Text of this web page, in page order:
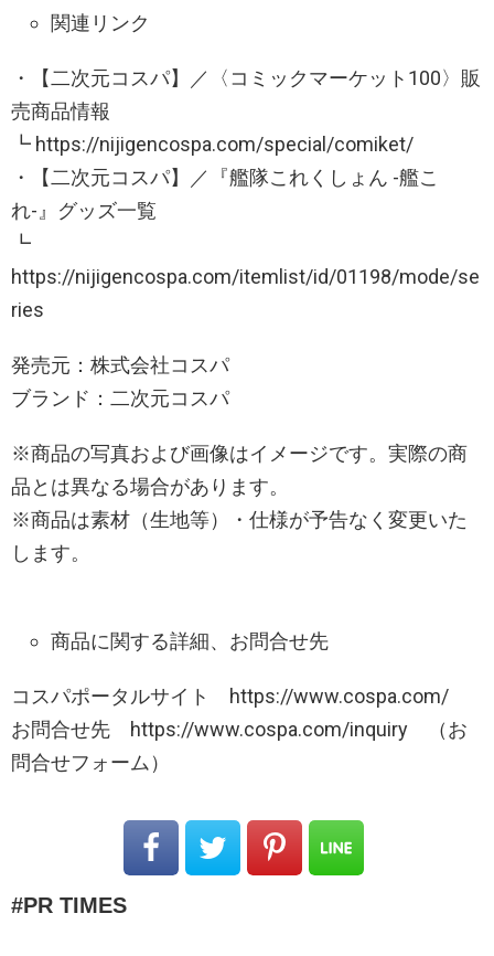
関連リンク
・【二次元コスパ】／〈コミックマーケット100〉販
売商品情報
┗ https://nijigencospa.com/special/comiket/
・【二次元コスパ】／『艦隊これくしょん -艦こ
れ-』グッズ一覧
┗
https://nijigencospa.com/itemlist/id/01198/mode/se
ries
発売元：株式会社コスパ
ブランド：二次元コスパ
※商品の写真および画像はイメージです。実際の商
品とは異なる場合があります。
※商品は素材（生地等）・仕様が予告なく変更いた
します。
商品に関する詳細、お問合せ先
コスパポータルサイト https://www.cospa.com/
お問合せ先 https://www.cospa.com/inquiry （お
問合せフォーム）
PR TIMES